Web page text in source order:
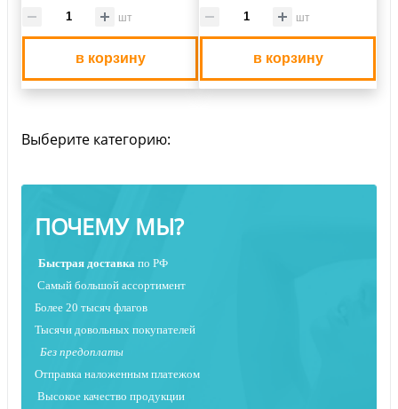
шт
в корзину
шт
в корзину
Выберите категорию:
ПОЧЕМУ МЫ?
Быстрая доставка по РФ
Самый большой ассортимент
Более 20 тысяч флагов
Тысячи довольных покупателей
Без предоплаты
Отправка наложенным платежом
Высокое качество продукции